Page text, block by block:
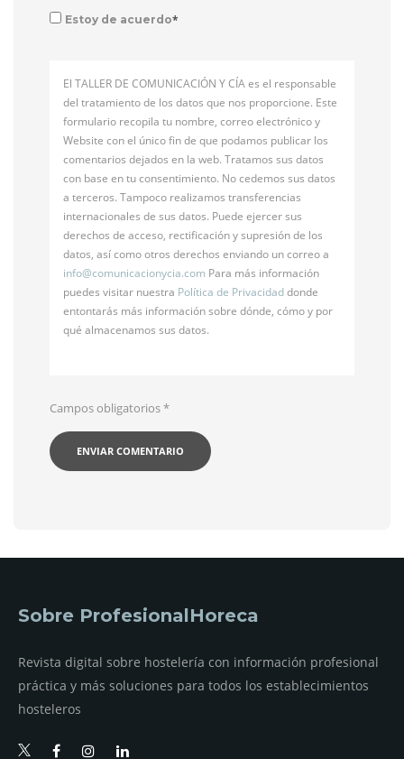
Estoy de acuerdo*
El TALLER DE COMUNICACIÓN Y CÍA es el responsable
del tratamiento de los datos que nos proporcione. Este
formulario recopila tu nombre, correo electrónico y
Website con el único fin de que podamos publicar los
comentarios dejados en la web. Tratamos sus datos
con base en tu consentimiento. No cedemos sus datos
a terceros. Tampoco realizamos transferencias
internacionales de sus datos. Puede ejercer sus
derechos de acceso, rectificación y supresión de los
datos, así como otros derechos enviando un correo a
info@comunicacionycia.com Para más información
puedes visitar nuestra Política de Privacidaddonde
entontarás más información sobre dónde, cómo y por
qué almacenamos sus datos.
Campos obligatorios*
Sobre ProfesionalHoreca
Revista digital sobre hostelería con información profesional
práctica y más soluciones para todos los establecimientos
hosteleros